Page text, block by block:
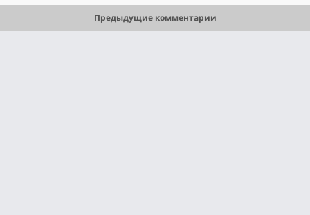
Предыдущие комментарии